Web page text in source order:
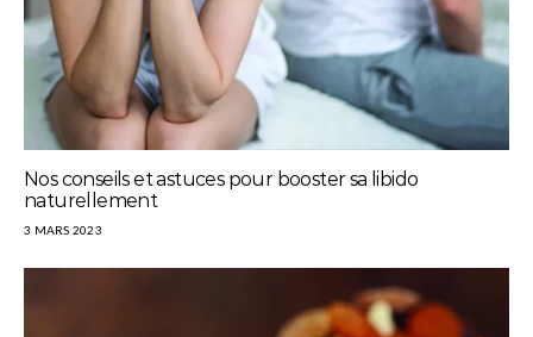
Nos conseils et astuces pour booster sa libido
naturellement
3 MARS 2023